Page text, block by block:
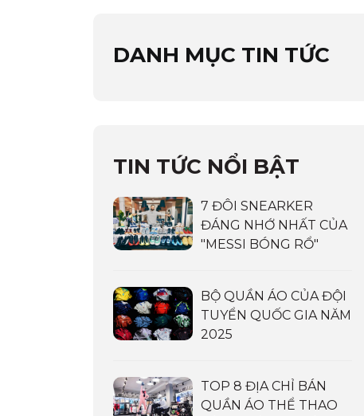
DANH MỤC TIN TỨC
TIN TỨC NỔI BẬT
7 ĐÔI SNEARKER
ĐÁNG NHỚ NHẤT CỦA
"MESSI BÓNG RỔ"
BỘ QUẦN ÁO CỦA ĐỘI
TUYỂN QUỐC GIA NĂM
2025
TOP 8 ĐỊA CHỈ BÁN
QUẦN ÁO THỂ THAO